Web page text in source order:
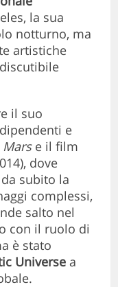
la sua
notturno, ma
artistiche
il suo
e
Marse il film
dove
subito la
complessi,
salto nel
con il ruolo di
è stato
Universe a